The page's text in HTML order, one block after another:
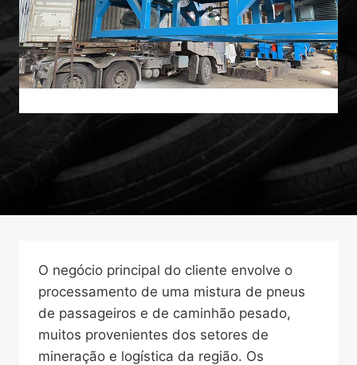
O negócio principal do cliente envolve o
processamento de uma mistura de pneus
de passageiros e de caminhão pesado,
muitos provenientes dos setores de
mineração e logística da região. Os